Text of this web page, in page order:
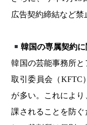
広告契約締結など禁
韓国の専属契約
韓国の芸能事務所
取引委員会（KFTC
が多い。これによ
課されることを防